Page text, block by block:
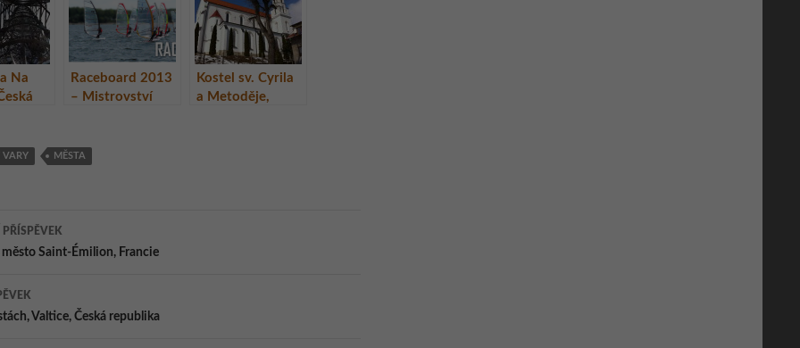
Na
Raceboard 2013
– Mistrovství
Nové Mlýny, Jižní
Kostel sv. Cyrila
a Metoděje,
VARY MĚSTA
PŘÍSPĚVEK
Saint-Émilion, Francie
Valtice, Česká republika